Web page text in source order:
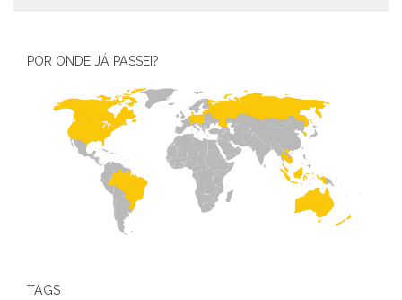
POR ONDE JÁ PASSEI?
TAGS